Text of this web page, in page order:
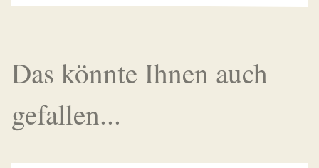
Das könnte Ihnen auch
gefallen...